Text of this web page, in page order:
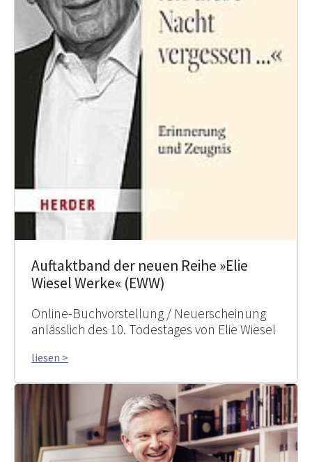
Auftaktband der neuen Reihe »Elie
Wiesel Werke« (EWW)
Online-Buchvorstellung / Neuerscheinung
anlässlich des 10. Todestages von Elie Wiesel
liesen >